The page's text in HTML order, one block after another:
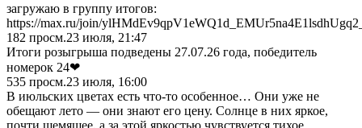
загружаю в группу итогов:
https://max.ru/join/
182 просм.23 июля, 21:47
Итоги розыгрыша подведены 27.07.26 года, победитель
номерок 24❤
535 просм.23 июля, 16:00
В июльских цветах есть что-то особенное… Они уже не
обещают лето — они знают его цену. Солнце в них яркое,
почти щемящее, а за этой яркостью чувствуется тихое